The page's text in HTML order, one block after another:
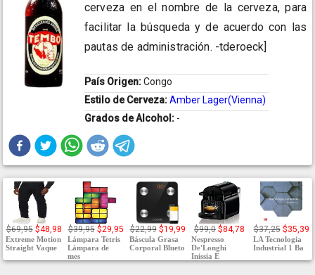
cerveza en el nombre de la cerveza, para
facilitar la búsqueda y de acuerdo con las
pautas de administración. -tderoeck]
País Origen:Congo
Estilo de Cerveza:Amber Lager(Vienna)
Grados de Alcohol: -
$69,95 $48,98
Extreme Motion
Straight Vaque
$39,95 $29,95
Lámpara Tetris
Lámpara de
mes
$22,99 $19,99
Báscula Grasa
Corporal Blueto
$99,0 $84,78
Nespresso
De'Longhi
Inissia E
$37,25 $35,39
LA Tecnologia
Industrial 1 Ba